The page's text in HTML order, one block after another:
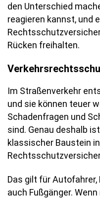
den Unterschied
reagieren kannst, und
Rücken freihalten.
Im Straßenverkehr
und sie können teuer
Schadenfragen und
sind. Genau deshalb
klassischer Baustein
Das gilt für Autofahrer,
auch Fußgänger. Wenn